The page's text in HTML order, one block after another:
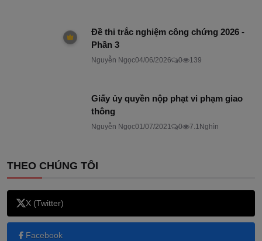
Đề thi trắc nghiệm công chứng 2026 -
Phần 3
Nguyễn Ngọc04/06/2026 0 139
Giấy ủy quyền nộp phạt vi phạm giao
thông
Nguyễn Ngọc01/07/2021 0 7.1Nghìn
THEO CHÚNG TÔI
X (Twitter)
Facebook